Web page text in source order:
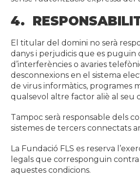
4.
El titular del domini no serà
danys i perjudicis que es puguin
d’interferències o avaries
desconnexions en el sistema
de virus informàtics, programes
qualsevol altre factor aliè al seu
Tampoc serà responsable dels
sistemes de tercers connectats
La Fundació FLS es reserva
legals que corresponguin
aquestes condicions.